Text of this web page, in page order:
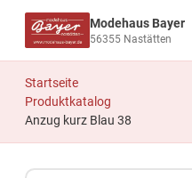
Modehaus Bayer
56355 Nastätten
Startseite
Produktkatalog
Anzug kurz Blau 38